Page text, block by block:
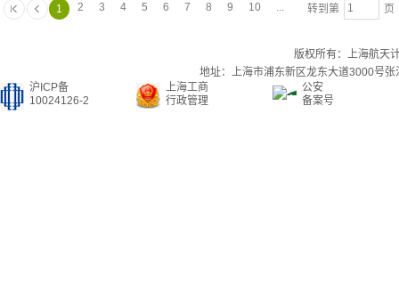
1 2 3 4 5 6 7 8 9 10 ... 转到第
版权所有：上海航天
地址：上海市浦东新区龙东大道3000号
沪ICP备
10024126-2
上海工商
行政管理
公安
备案号